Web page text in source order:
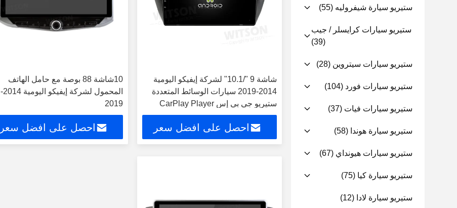
ستيريو سيارة شيفروليه (55)
ستيريو سيارات كرايسلر / جيب
(39)
ستيريو سيارات سيتروين (28)
ستيريو سيارات فورد (104)
ستيريو سيارات فيات (37)
ستيريو سيارة هوندا (58)
ستيريو سيارات هيونداي (67)
ستيريو سيارة كيا (75)
ستيريو سيارة لادا (12)
شاشة 9 "/10.1" لشركة إيفيكو اليومية
2014-2019 سيارات الوسائط المتعددة
ستيريو جي بي إس CarPlay Player
احصل على افضل سعر
10شاشة 88 بوصة مع حامل الهاتف
المحمول لشركة إيفيكو اليومية 2014-
2019
احصل على افضل سعر